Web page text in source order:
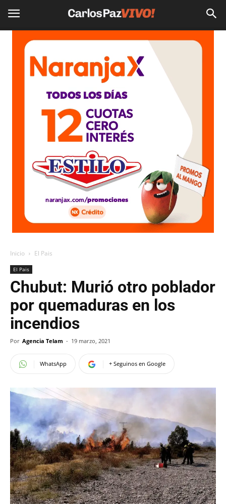
Inicio El Pais
El Pais
Chubut: Murió otro poblador
por quemaduras en los
incendios
Por Agencia Telam - 19 marzo, 2021
WhatsApp + Seguinos en Google